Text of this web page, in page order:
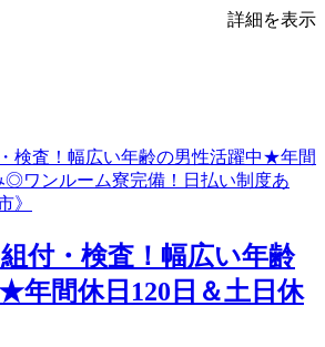
詳細を表示
付・検査！幅広い年齢
年間休日120日＆土日休